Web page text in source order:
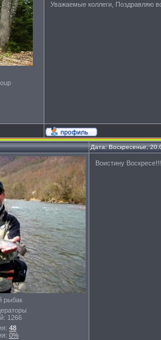
Уважаемые коллеги, Поздравляю
Дата: Воскресенье,
рыбак
1266
48
0%
Воистину